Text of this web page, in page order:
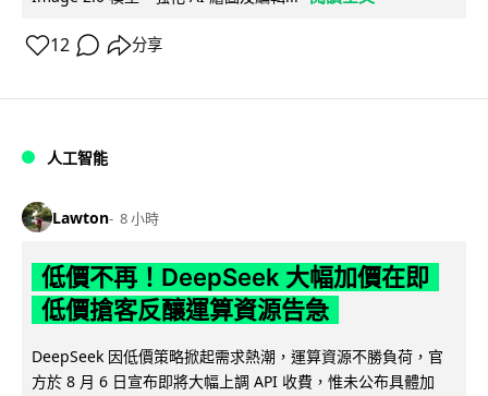
12 分享
人工智能
Lawton 8 小時
低價不再！DeepSeek 大幅加價在即
低價搶客反釀運算資源告急
DeepSeek 因低價策略掀起需求熱潮，運算資源不勝負荷，官
方於 8 月 6 日宣布即將大幅上調 API 收費，惟未公布具體加